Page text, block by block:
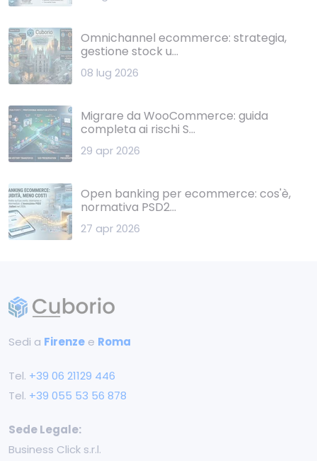
Omnichannel ecommerce: strategia,
gestione stock u...
08 lug 2026
Migrare da WooCommerce: guida
completa ai rischi S...
29 apr 2026
Open banking per ecommerce: cos'è,
normativa PSD2...
27 apr 2026
Sedi a Firenze e Roma
Tel. +39 ‭06 21129 446‬
Tel. +39 055 53 56 878
Sede Legale:
Business Click s.r.l.